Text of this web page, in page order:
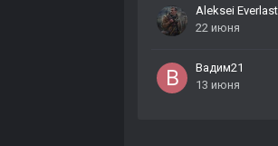
Aleksei
22 июня
Вадим21
13 июня